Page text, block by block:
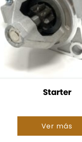
Starter
Ver más